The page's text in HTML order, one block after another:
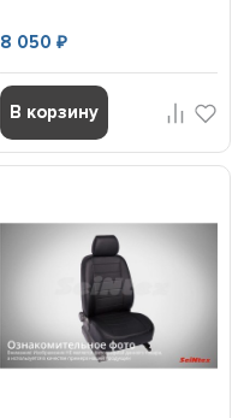
8 050 ₽
В корзину